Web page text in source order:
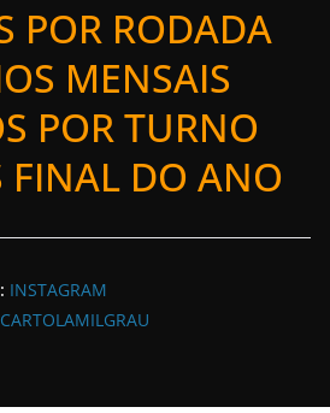
POR RODADA
MENSAIS
POR TURNO
FINAL DO ANO
INSTAGRAM